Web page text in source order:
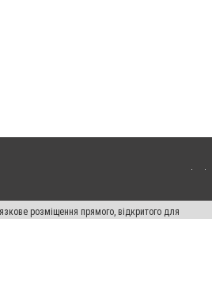
розміщення прямого, відкритого для